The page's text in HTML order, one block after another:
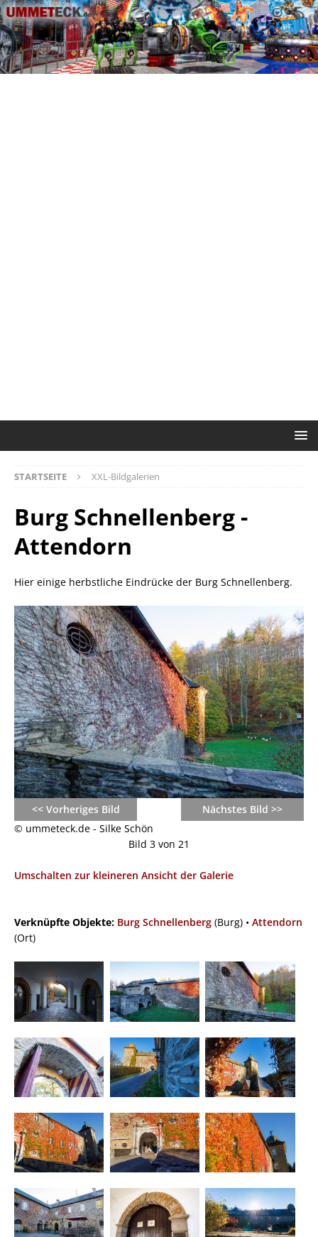
STARTSEITE XXL-Bildgalerien
Burg Schnellenberg -
Attendorn
Hier einige herbstliche Eindrücke der Burg Schnellenberg.
<< Vorheriges Bild
Nächstes Bild >>
© ummeteck.de - Silke Schön
Bild 3 von 21
Umschalten zur kleineren Ansicht der Galerie
Verknüpfte Objekte: Burg Schnellenberg (Burg) • Attendorn
(Ort)